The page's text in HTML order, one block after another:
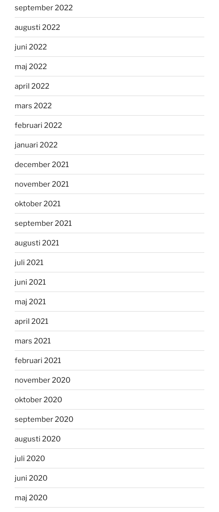
september 2022
augusti 2022
juni 2022
maj 2022
april 2022
mars 2022
februari 2022
januari 2022
december 2021
november 2021
oktober 2021
september 2021
augusti 2021
juli 2021
juni 2021
maj 2021
april 2021
mars 2021
februari 2021
november 2020
oktober 2020
september 2020
augusti 2020
juli 2020
juni 2020
maj 2020